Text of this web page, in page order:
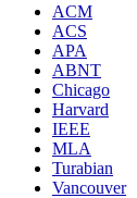
ACM
ACS
APA
ABNT
Chicago
Harvard
IEEE
MLA
Turabian
Vancouver